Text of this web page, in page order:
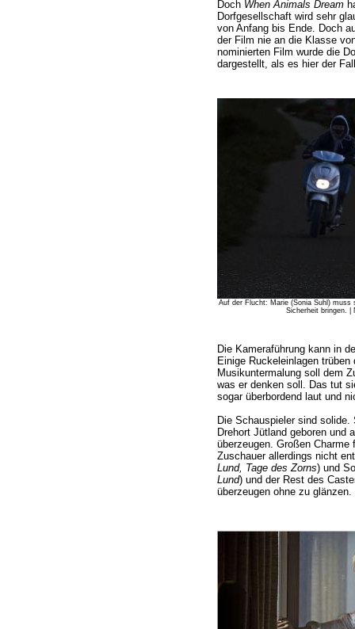
Doch When Animals Dream
Dorfgesellschaft wird sehr
von Anfang bis Ende. Doch
der Film nie an die Klasse
nominierten Film wurde die
dargestellt, als es hier der
Auf der Flucht: Marie (Sonia Suhl)
Sicherheit bringen. |
Die Kameraführung kann in
Einige Ruckeleinlagen
Musikuntermalung soll dem
was er denken soll. Das tut
sogar überbordend laut und
Die Schauspieler sind
Drehort Jütland geboren und
überzeugen. Großen
Zuschauer allerdings nicht
Lund, Tage des Zorns) und
Lund) und der Rest des
überzeugen ohne zu glänzen.